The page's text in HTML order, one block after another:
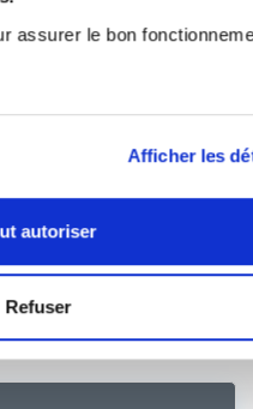
assurer le bon
Afficher les
autoriser
Refuser
place du régime IP
vous